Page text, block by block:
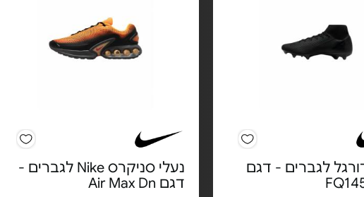
לגברים - דגם
נעלי סניקרס Nike לגברים -
דגם Air Max Dn